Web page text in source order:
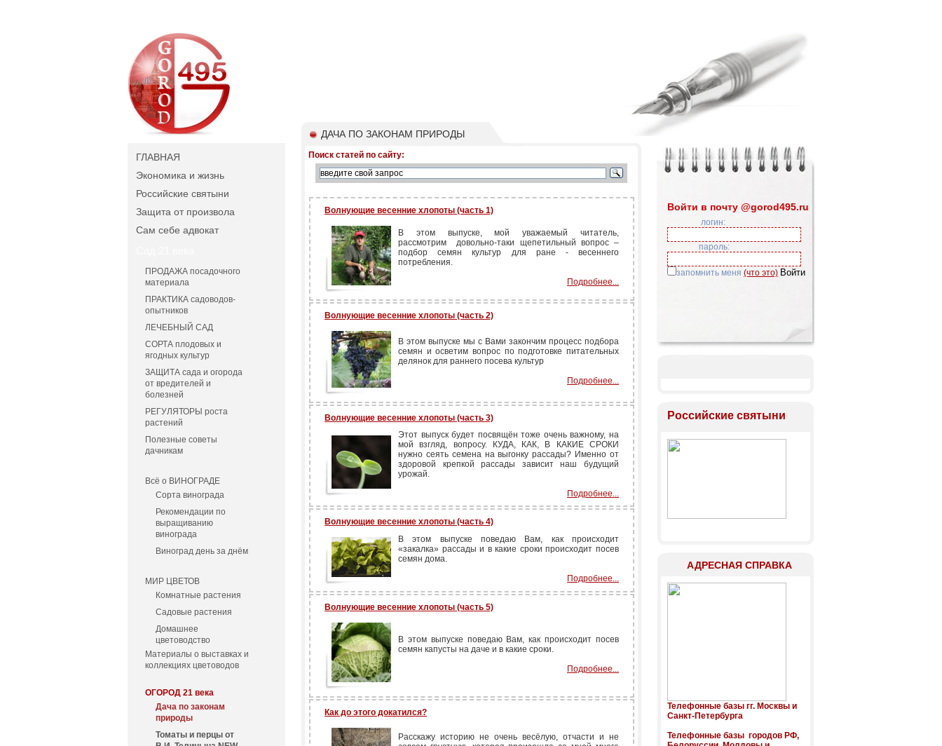
ГЛАВНАЯ
Экономика и жизнь
Российские святыни
Защита от произвола
Сам себе адвокат
ПРОДАЖА посадочного
материала
ПРАКТИКА садоводов-
опытников
ЛЕЧЕБНЫЙ САД
СОРТА плодовых и
ягодных культур
ЗАЩИТА сада и огорода
от вредителей и
болезней
РЕГУЛЯТОРЫ роста
растений
Полезные советы
дачникам
Всё о ВИНОГРАДЕ
Сорта винограда
Рекомендации по
выращиванию
винограда
Виноград день за днём
МИР ЦВЕТОВ
Комнатные растения
Садовые растения
Домашнее
цветоводство
Материалы о выставках и
коллекциях цветоводов
ОГОРОД 21 века
Дача по законам
природы
Томаты и перцы от
ДАЧА ПО ЗАКОНАМ ПРИРОДЫ
Поиск статей по сайту:
Волнующие весенние хлопоты (часть 1)
В этом выпуске, мой уважаемый читатель,
рассмотрим
довольно-таки щепетильный вопрос –
подбор семян культур для ране - весеннего
потребления.
Подробнее...
Волнующие весенние хлопоты (часть 2)
В этом выпуске мы с Вами закончим процесс подбора
семян и осветим вопрос по подготовке питательных
делянок для раннего посева культур
Подробнее...
Волнующие весенние хлопоты (часть 3)
Этот выпуск будет посвящён тоже очень важному, на
мой взгляд, вопросу. КУДА, КАК, В КАКИЕ СРОКИ
нужно сеять семена на выгонку рассады? Именно от
здоровой крепкой рассады зависит наш будущий
урожай.
Подробнее...
Волнующие весенние хлопоты (часть 4)
В этом выпуске поведаю Вам, как происходит
«закалка» рассады и в какие сроки происходит посев
семян дома.
Подробнее...
Волнующие весенние хлопоты (часть 5)
В этом выпуске поведаю Вам, как происходит посев
семян капусты на даче и в какие сроки.
Подробнее...
Как до этого докатился?
Расскажу историю не очень весёлую, отчасти и не
Войти в почту @gorod495.ru
логин:
пароль:
запомнить меня (что это)
Российские святыни
АДРЕСНАЯ СПРАВКА
Телефонные базы гг. Москвы и
Санкт-Петербурга
Телефонные базы городов РФ,